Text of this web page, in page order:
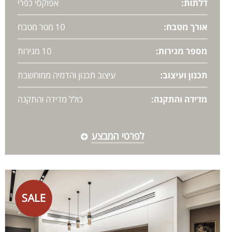
דלתות: אפוקסי כפרי
אורך מטבח: 10 מטר מטבח
מספר מגירות: 10 מגירות
תכנון ועיצוב: עיצוב תכנון והדמיה ממוחשבת
מדידה והתקנה: כולל מדידה והתקנה
לפרטי המבצע
SALE